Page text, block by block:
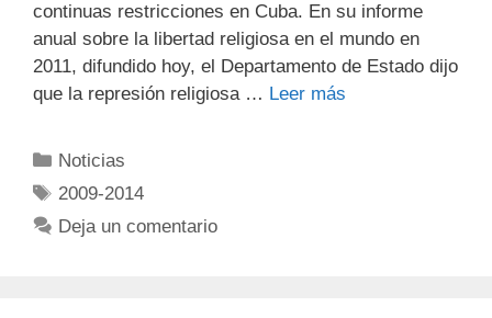
continuas restricciones en Cuba. En su informe
anual sobre la libertad religiosa en el mundo en
2011, difundido hoy, el Departamento de Estado dijo
que la represión religiosa … Leer más
Noticias
2009-2014
Deja un comentario